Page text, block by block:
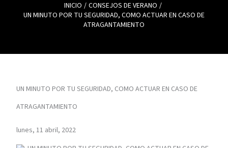
INICIO
CONSEJOS DE VERANO
UN MINUTO POR TU SEGURIDAD, COMO ACTUAR EN CASO DE
ATRAGANTAMIENTO
UN MINUTO POR TU SEGURIDAD, COMO ACTUAR EN CASO DE
ATRAGANTAMIENTO
lunes, 11 abril, 2022